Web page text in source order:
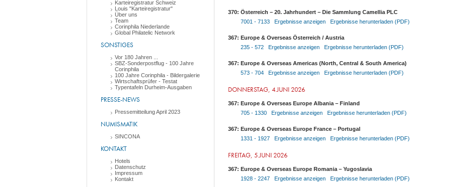
Karteiregistratur Schweiz
Louis "Karteiregistratur"
Über uns
Team
Corinphila Niederlande
Global Philatelic Network
SONSTIGES
Vor 180 Jahren ...
SBZ-Sonderpostflug - 100 Jahre
Corinphila
100 Jahre Corinphila - Bildergalerie
Wirtschaftsprüfer - Testat
Typentafeln Durheim-Ausgaben
PRESSE-NEWS
Pressemitteilung April 2023
NUMISMATIK
SINCONA
KONTAKT
Hotels
Datenschutz
Impressum
Kontakt
370: Österreich – 20. Jahrhundert – Die Sammlung Camellia PLC
7001 - 7133 Ergebnisse anzeigen
Ergebnisse herunterladen (PDF)
367: Europe & Overseas Österreich / Austria
235 - 572 Ergebnisse anzeigen
Ergebnisse herunterladen (PDF)
367: Europe & Overseas Americas (North, Central & South America)
573 - 704 Ergebnisse anzeigen
Ergebnisse herunterladen (PDF)
DONNERSTAG, 4.JUNI 2026
367: Europe & Overseas Europe Albania – Finland
705 - 1330 Ergebnisse anzeigen
Ergebnisse herunterladen (PDF)
367: Europe & Overseas Europe France – Portugal
1331 - 1927 Ergebnisse anzeigen
Ergebnisse herunterladen (PDF)
FREITAG, 5.JUNI 2026
367: Europe & Overseas Europe Romania – Yugoslavia
1928 - 2247 Ergebnisse anzeigen
Ergebnisse herunterladen (PDF)